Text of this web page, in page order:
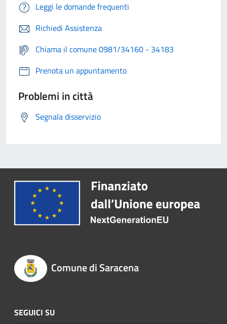
Leggi le domande frequenti
Richiedi Assistenza
Chiama il comune 0981/34160 - 34183
Prenota un appuntamento
Problemi in città
Segnala disservizio
Comune di Saracena
SEGUICI SU